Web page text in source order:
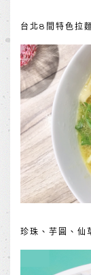
台北8間特色拉
珍珠、芋圓、仙